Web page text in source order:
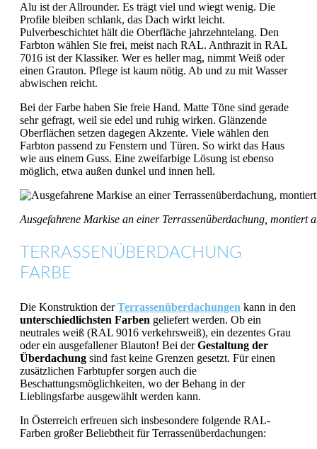
Alu ist der Allrounder. Es trägt viel und wiegt wenig. Die
Profile bleiben schlank, das Dach wirkt leicht.
Pulverbeschichtet hält die Oberfläche jahrzehntelang. Den
Farbton wählen Sie frei, meist nach RAL. Anthrazit in RAL
7016 ist der Klassiker. Wer es heller mag, nimmt Weiß oder
einen Grauton. Pflege ist kaum nötig. Ab und zu mit Wasser
abwischen reicht.
Bei der Farbe haben Sie freie Hand. Matte Töne sind gerade
sehr gefragt, weil sie edel und ruhig wirken. Glänzende
Oberflächen setzen dagegen Akzente. Viele wählen den
Farbton passend zu Fenstern und Türen. So wirkt das Haus
wie aus einem Guss. Eine zweifarbige Lösung ist ebenso
möglich, etwa außen dunkel und innen hell.
Ausgefahrene Markise an einer Terrassenüberdachung,
TERRASSENÜBERDACHUNG
FARBE
Die Konstruktion derTerrassenüberdachungen kann in den
unterschiedlichsten Farben geliefert werden. Ob ein
neutrales weiß (RAL 9016 verkehrsweiß), ein dezentes Grau
oder ein ausgefallener Blauton! Bei derGestaltung der
Überdachung sind fast keine Grenzen gesetzt. Für einen
zusätzlichen Farbtupfer sorgen auch die
Beschattungsmöglichkeiten, wo der Behang in der
Lieblingsfarbe ausgewählt werden kann.
In Österreich erfreuen sich insbesondere folgende RAL-
Farben großer Beliebtheit für Terrassenüberdachungen: